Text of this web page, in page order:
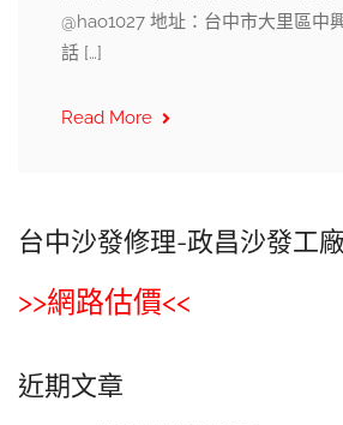
@hao1027 地址：台中市大里區中
話 […]
Read More
台中沙發修理-政昌沙發工
>>網路估價<<
近期文章